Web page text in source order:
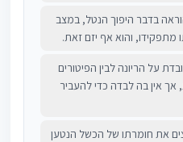
בדבר היפוך הנטל, במצב
מתפקידו, והוא אף יזם זאת.
על הריונה לבין הפיטורים
אך אין בה לבדה כדי להעביר
את חומרתו של הכשל הנטען